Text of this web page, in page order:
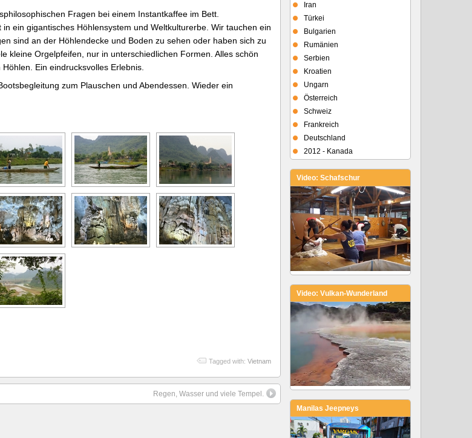
Fragen bei einem Instantkaffee im Bett.
ein gigantisches Höhlensystem und Weltkulturerbe. Wir tauchen ein
sind an der Höhlendecke und Boden zu sehen oder haben sich zu
kleine Orgelpfeifen, nur in unterschiedlichen Formen. Alles schön
Ein eindrucksvolles Erlebnis.
zum Plauschen und Abendessen. Wieder ein
Tagged with:Vietnam
Regen, Wasser und viele Tempel.
Iran
Türkei
Bulgarien
Rumänien
Serbien
Kroatien
Ungarn
Österreich
Schweiz
Frankreich
Deutschland
2012 - Kanada
Video: Schafschur
Video: Vulkan-Wunderland
Manilas Jeepneys